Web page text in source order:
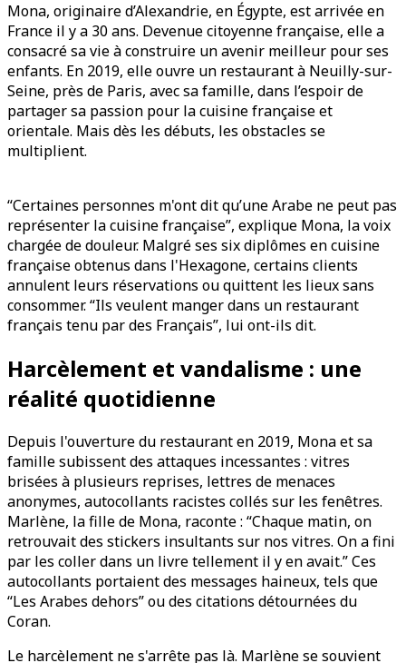
Mona, originaire d’Alexandrie, en Égypte, est arrivée en
France il y a 30 ans. Devenue citoyenne française, elle a
consacré sa vie à construire un avenir meilleur pour ses
enfants. En 2019, elle ouvre un restaurant à Neuilly-sur-
Seine, près de Paris, avec sa famille, dans l’espoir de
partager sa passion pour la cuisine française et
orientale. Mais dès les débuts, les obstacles se
multiplient.
“Certaines personnes m'ont dit qu’une Arabe ne peut pas
représenter la cuisine française”, explique Mona, la voix
chargée de douleur. Malgré ses six diplômes en cuisine
française obtenus dans l'Hexagone, certains clients
annulent leurs réservations ou quittent les lieux sans
consommer. “Ils veulent manger dans un restaurant
français tenu par des Français”, lui ont-ils dit.
Harcèlement et vandalisme : une
réalité quotidienne
Depuis l'ouverture du restaurant en 2019, Mona et sa
famille subissent des attaques incessantes : vitres
brisées à plusieurs reprises, lettres de menaces
anonymes, autocollants racistes collés sur les fenêtres.
Marlène, la fille de Mona, raconte : “Chaque matin, on
retrouvait des stickers insultants sur nos vitres. On a fini
par les coller dans un livre tellement il y en avait.” Ces
autocollants portaient des messages haineux, tels que
“Les Arabes dehors” ou des citations détournées du
Coran.
Le harcèlement ne s'arrête pas là. Marlène se souvient